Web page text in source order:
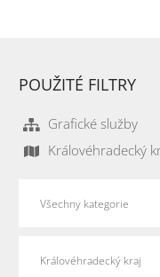
POUŽITÉ FILTRY
Grafické služby
Královéhradecký